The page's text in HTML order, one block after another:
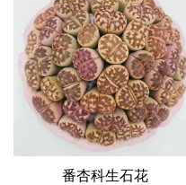
番杏科生石花